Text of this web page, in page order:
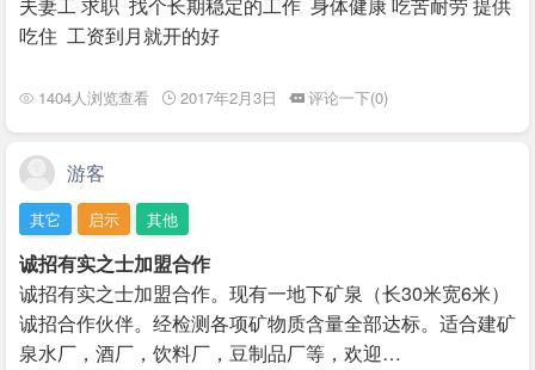
夫妻工 求职 找个长期稳定的工作 身体健康 吃苦耐劳 提供
吃住 工资到月就开的好
1404人浏览查看 2017年2月3日 评论一下(0)
游客
其它 启示 其他
诚招有实之士加盟合作
诚招有实之士加盟合作。现有一地下矿泉（长30米宽6米）
诚招合作伙伴。经检测各项矿物质含量全部达标。适合建矿
泉水厂，酒厂，饮料厂，豆制品厂等，欢迎…